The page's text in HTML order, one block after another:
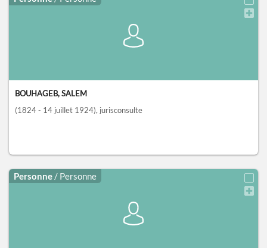
BOUHAGEB, SALEM
(1824 - 14 juillet 1924), jurisconsulte
Personne / Personne